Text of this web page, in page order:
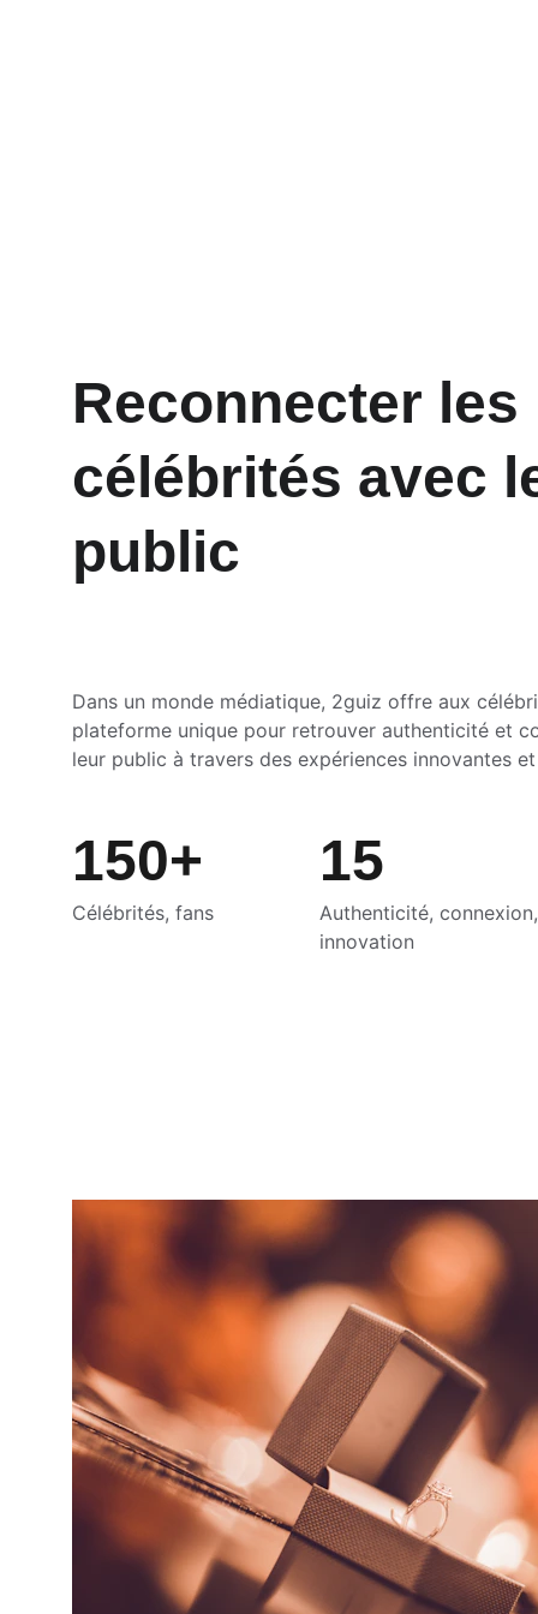
Reconnecter les
célébrités avec
public
Dans un monde médiatique, 2guiz offre aux
plateforme unique pour retrouver authenticité et
leur public à travers des expériences innovantes
150+ 15
Authenticité,
innovation
Célébrités, fans